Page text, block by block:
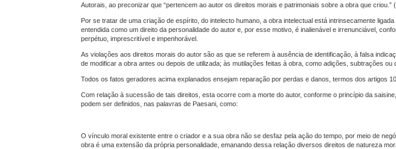
Autorais, ao preconizar que “pertencem ao autor os direitos morais e patrimoniais sobre a obra que criou.”
Por se tratar de uma criação de espírito, do intelecto humano, a obra intelectual está intrinsecamente
entendida como um direito da personalidade do autor e, por esse motivo, é inalienável e irrenunciável,
perpétuo, imprescritível e impenhorável.
As violações aos direitos morais do autor são as que se referem à ausência de identificação, à falsa
de modificar a obra antes ou depois de utilizada; às mutilações feitas à obra, como adições, subtrações ou
Todos os fatos geradores acima explanados ensejam reparação por perdas e danos, termos dos artigos
Com relação à sucessão de tais direitos, esta ocorre com a morte do autor, conforme o princípio da
podem ser definidos, nas palavras de Paesani, como:
O vínculo moral existente entre o criador e a sua obra não se desfaz pela ação do tempo, por meio de
obra é uma extensão da própria personalidade, emanando dessa relação diversos direitos de natureza